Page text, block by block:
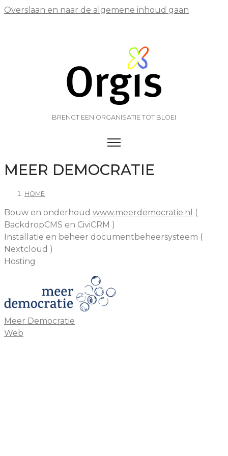
Overslaan en naar de algemene inhoud gaan
BRENGT EEN ORGANISATIE TOT BLOEI
MEER DEMOCRATIE
HOME
Bouw en onderhoud www.meerdemocratie.nl
(
BackdropCMS en CiviCRM )
Installatie en beheer documentbeheersysteem (
Nextcloud )
Hosting
Meer Democratie
Web